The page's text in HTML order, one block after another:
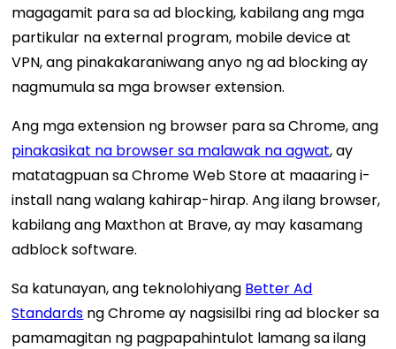
magagamit para sa ad blocking, kabilang ang mga
partikular na external program, mobile device at
VPN, ang pinakakaraniwang anyo ng ad blocking ay
nagmumula sa mga browser extension.
Ang mga extension ng browser para sa Chrome, ang
pinakasikat na browser sa malawak na agwat, ay
matatagpuan sa Chrome Web Store at maaaring i-
install nang walang kahirap-hirap. Ang ilang browser,
kabilang ang Maxthon at Brave, ay may kasamang
adblock software.
Sa katunayan, ang teknolohiyang Better Ad
Standards ng Chrome ay nagsisilbi ring ad blocker sa
pamamagitan ng pagpapahintulot lamang sa ilang